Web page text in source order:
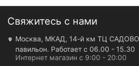
Свяжитесь с нами
Москва, МКАД, 14-й км ТЦ
павильон. Работает с 06.00 - 15.30
Интернет магазин с 9:00 - 20:00